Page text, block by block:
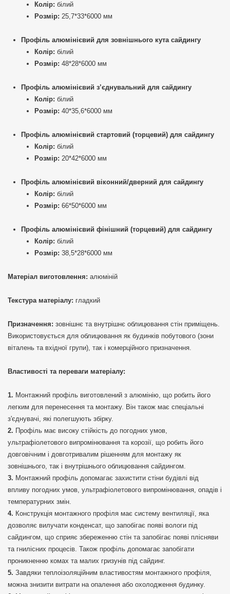
Колір: білий
Розмір: 25,7*33*6000 мм
Профіль алюмінієвий для зовнішнього кута сайдингу
Колір: білий
Розмір: 48*28*6000 мм
Профіль алюмінієвий з’єднувальний для сайдингу
Колір: білий
Розмір: 40*35,6*6000 мм
Профіль алюмінієвий стартовий (торцевий) для сайдингу
Колір: білий
Розмір: 20*42*6000 мм
Профіль алюмінієвий віконний/дверний для сайдингу
Колір: білий
Розмір: 66*50*6000 мм
Профіль алюмінієвий фінішний (торцевий) для сайдингу
Колір: білий
Розмір: 38,5*28*6000 мм
Матеріал виготовлення: алюміній
Текстура матеріалу: гладкий
Призначення: зовнішнє та внутрішнє облицювання стін приміщень.
Використовується для облицювання як будинків побутового (зони
віталень та вхідної групи), так і комерційного призначення.
Властивості та переваги матеріалу:
Монтажний профіль виготовлений з алюмінію, що робить його
легким для перенесення та монтажу. Він також має спеціальні
з'єднувачі, які полегшують збірку.
Профіль має високу стійкість до погодних умов,
ультрафіолетового випромінювання та корозії, що робить його
довговічним і довготривалим рішенням для монтажу як
зовнішнього, так і внутрішнього облицювання сайдингом.
Монтажний профіль допомагає захистити стіни будівлі від
впливу погодних умов, ультрафіолетового випромінювання, опадів і
температурних змін.
Конструкція монтажного профіля має систему вентиляції, яка
дозволяє вилучати конденсат, що запобігає появі вологи під
сайдингом, що сприяє збереженню стін та запобігає появі плісняви
та гнилісних процесів. Також профіль допомагає запобігати
проникненню комах та малих гризунів під сайдинг.
Завдяки теплоізоляційним властивостям монтажного профіля,
можна знизити витрати на опалення або охолодження будинку.